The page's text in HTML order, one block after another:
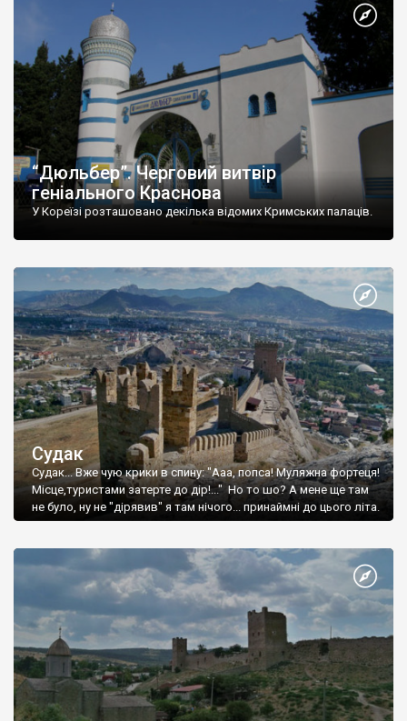
“Дюльбер”. Черговий витвір
геніального Краснова
У Кореїзі розташовано декілька відомих Кримських палаців.
Судак
Судак... Вже чую крики в спину: "Ааа, попса! Муляжна фортеця!
Місце,туристами затерте до дір!..." Но то шо? А мене ще там
не було, ну не "дірявив" я там нічого... принаймні до цього літа.